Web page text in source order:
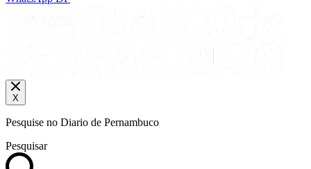
X
Pesquise no Diario de Pernambuco
Pesquisar